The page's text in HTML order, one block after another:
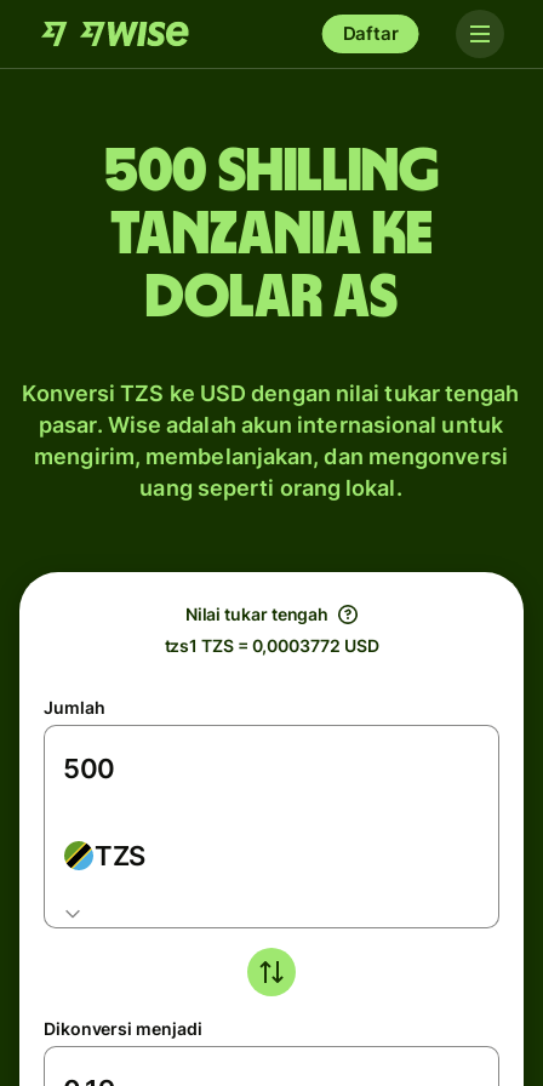
Daftar
500 shilling
Tanzania ke
dolar AS
Konversi TZS ke USD dengan nilai tukar tengah
pasar. Wise adalah akun internasional untuk
mengirim, membelanjakan, dan mengonversi
uang seperti orang lokal.
Nilai tukar tengah
tzs1 TZS = 0,0003772 USD
Jumlah
TZS
Dikonversi menjadi